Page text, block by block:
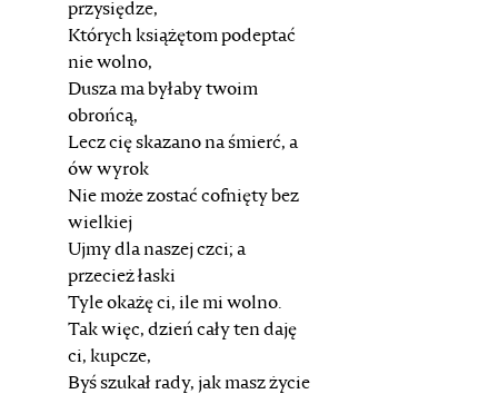
przysiędze,
Których książętom podeptać
nie wolno,
Dusza ma byłaby twoim
obrońcą,
Lecz cię skazano na śmierć, a
ów wyrok
Nie może zostać cofnięty bez
wielkiej
Ujmy dla naszej czci; a
przecież łaski
Tyle okażę ci, ile mi wolno.
Tak więc, dzień cały ten daję
ci, kupcze,
Byś szukał rady, jak masz życie